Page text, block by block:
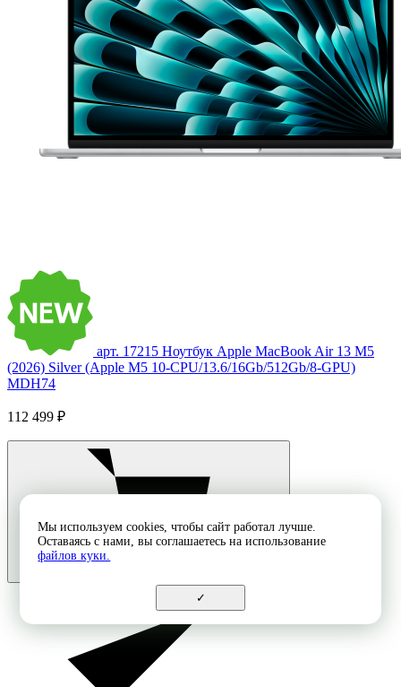
арт. 17215 Ноутбук Apple MacBook Air 13 M5
(2026) Silver (Apple M5 10-CPU/13.6/16Gb/512Gb/8-GPU)
MDH74
112 499 ₽
Мы используем cookies, чтобы сайт работал лучше.
Оставаясь с нами, вы соглашаетесь на использование
файлов куки.
✓